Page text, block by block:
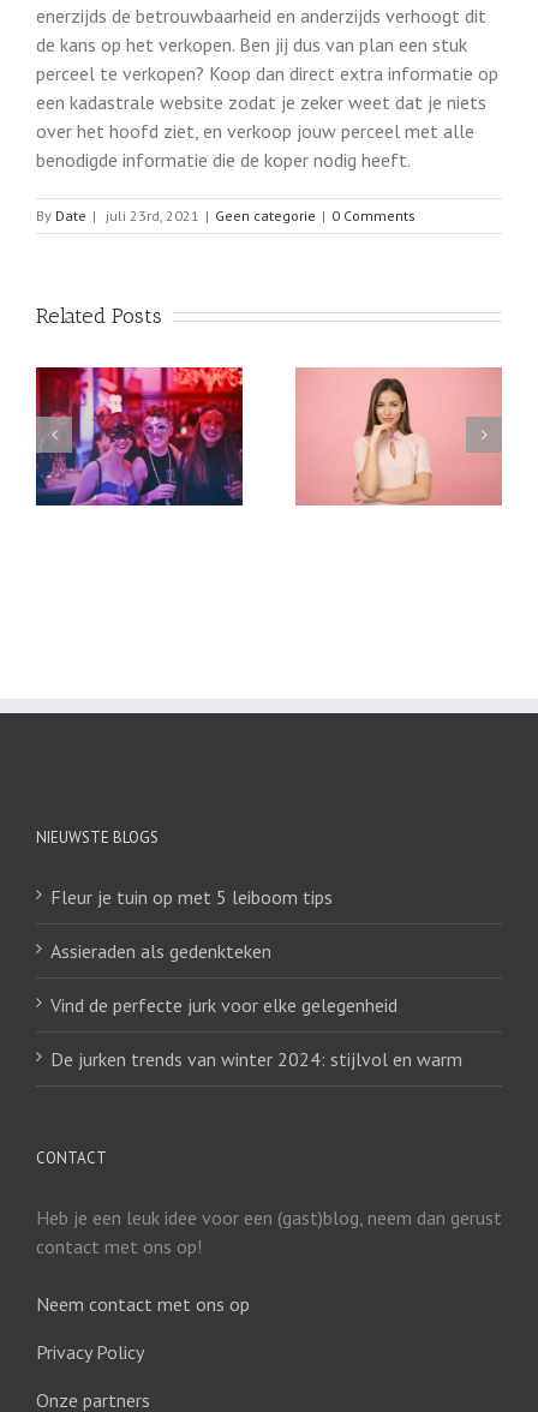
enerzijds de betrouwbaarheid en anderzijds verhoogt dit
de kans op het verkopen. Ben jij dus van plan een stuk
perceel te verkopen? Koop dan direct extra informatie op
een kadastrale website zodat je zeker weet dat je niets
over het hoofd ziet, en verkoop jouw perceel met alle
benodigde informatie die de koper nodig heeft.
By Date | juli 23rd, 2021 | Geen categorie | 0 Comments
Related Posts
Een gebalanceerd leven
leiden: 7 tips voor
drukke vrouwen
Angst voor de tandarts?
Kies dan voor een
behandeling onder
NIEUWSTE BLOGS
Fleur je tuin op met 5 leiboom tips
Assieraden als gedenkteken
Vind de perfecte jurk voor elke gelegenheid
De jurken trends van winter 2024: stijlvol en warm
CONTACT
Heb je een leuk idee voor een (gast)blog, neem dan gerust
contact met ons op!
Neem contact met ons op
Privacy Policy
Onze partners